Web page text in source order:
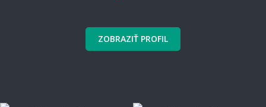
ZOBRAZIŤ PROFIL